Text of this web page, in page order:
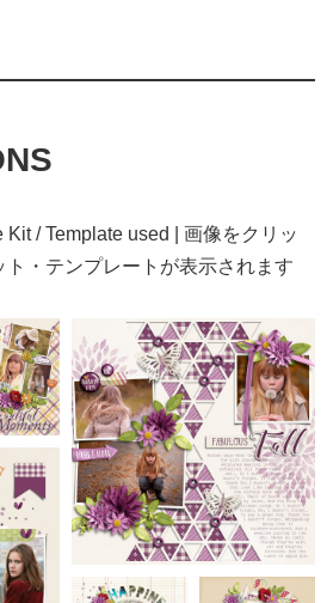
/ Template used | 画像をクリッ
ト・テンプレートが表示されます